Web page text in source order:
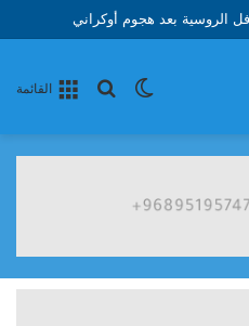
الروسية بعد هجوم أوكراني
القائمة
بحث الوضع